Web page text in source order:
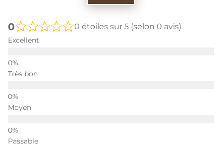
0 0 étoiles sur 5 (selon 0 avis)
Excellent
Très bon
Moyen
Passable